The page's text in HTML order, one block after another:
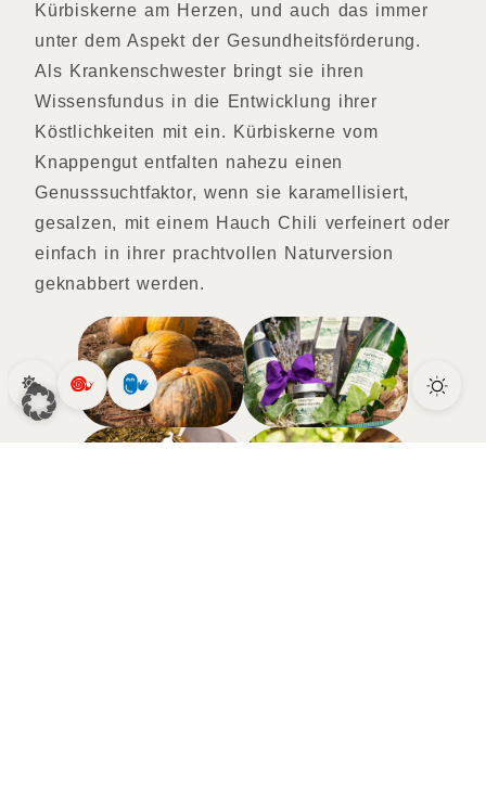
Kürbiskerne am Herzen, und auch das immer
unter dem Aspekt der Gesundheitsförderung.
Als Krankenschwester bringt sie ihren
Wissensfundus in die Entwicklung ihrer
Köstlichkeiten mit ein. Kürbiskerne vom
Knappengut entfalten nahezu einen
Genusssuchtfaktor, wenn sie karamellisiert,
gesalzen, mit einem Hauch Chili verfeinert oder
einfach in ihrer prachtvollen Naturversion
geknabbert werden.